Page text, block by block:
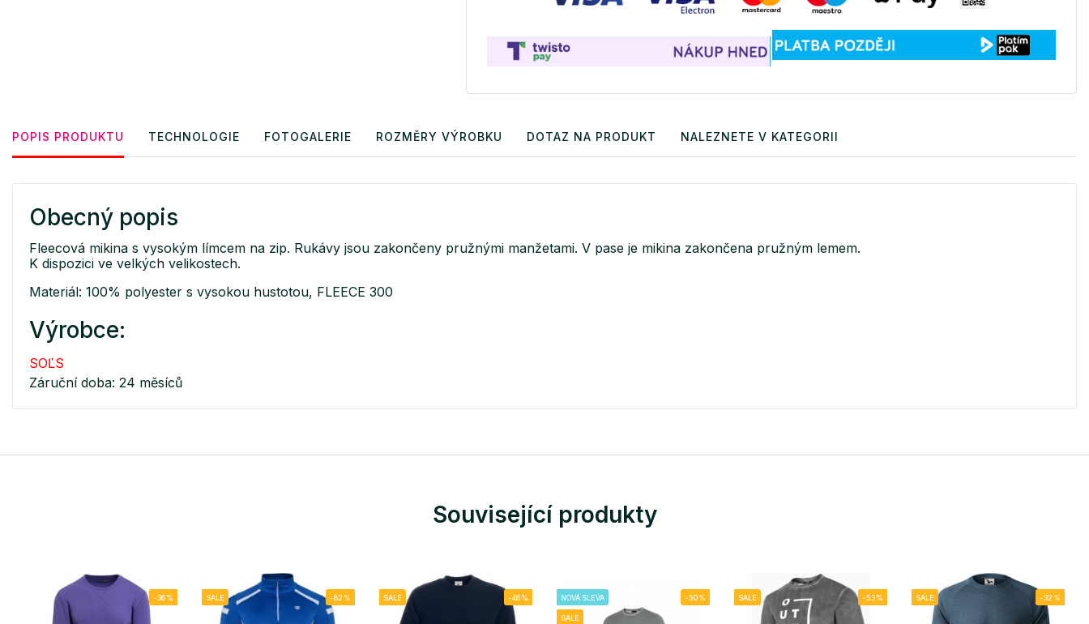
POPIS PRODUKTU TECHNOLOGIE FOTOGALERIE ROZMĚRY VÝROBKU DOTAZ NA PRODUKT NALEZNETE V KATEGORII
Obecný popis
Fleecová mikina s vysokým límcem na zip. Rukávy jsou zakončeny pružnými manžetami. V pase je mikina zakončena pružným lemem.
K dispozici ve velkých velikostech.
Materiál: 100% polyester s vysokou hustotou, FLEECE 300
Výrobce:
SOĽS
Záruční doba: 24 měsíců
Související produkty
-36% SALE -82% SALE -46% NOVÁ SLEVA
SALE
-50% SALE -53% SALE -32%